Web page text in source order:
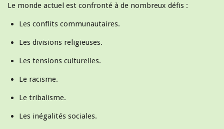
Le monde actuel est confronté à de nombreux défis :
Les conflits communautaires.
Les divisions religieuses.
Les tensions culturelles.
Le racisme.
Le tribalisme.
Les inégalités sociales.